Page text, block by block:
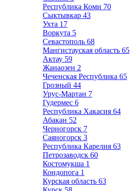
Республика Коми 70
Сыктывкар 43
Ухта 17
Воркута 5
Севастополь 68
Мангистауская область 65
Актау 59
Жанаозен 2
Чеченская Республика 65
Грозный 44
Урус-Мартан 7
Гудермес 6
Республика Хакасия 64
Абакан 52
Черногорск 7
Саяногорск 3
Республика Карелия 63
Петрозаводск 60
Костомукша 1
Кондопога 1
Курская область 63